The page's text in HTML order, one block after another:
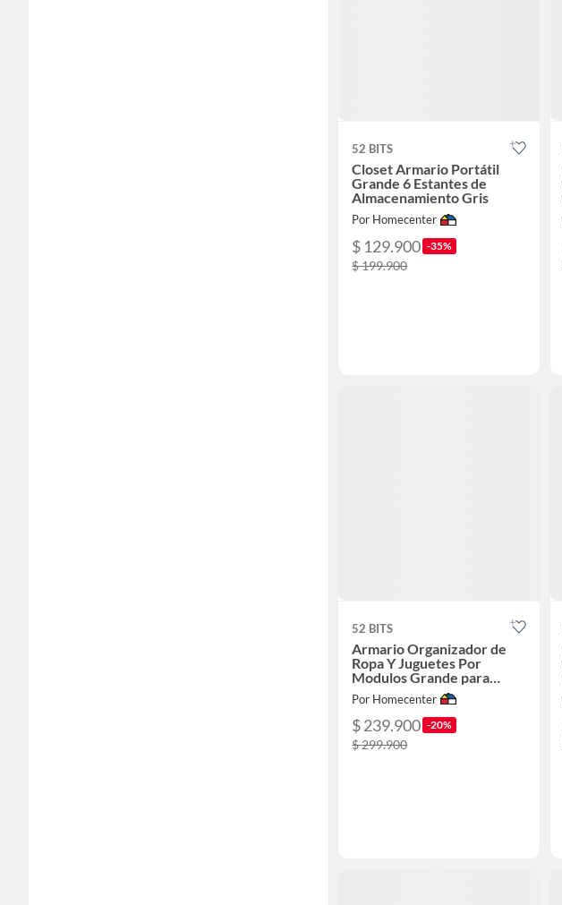
52 BITS
Closet Armario Portátil
Grande 6 Estantes de
Almacenamiento Gris
Por Homecenter
$ 129.900 -35%
$ 199.900
52 BITS
Armario Organizador de
Ropa Y Juguetes Por
Modulos Grande para
Niños Rosado
Por Homecenter
$ 239.900 -20%
$ 299.900